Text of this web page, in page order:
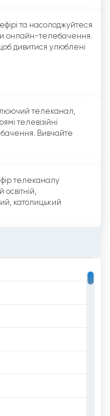
поглибити
вибір.
пряму
та насолоджуйтеся
онлайн-телебачення.
дивитися улюблені
телеканал,
телевізійні
Вивчайте
телеканалу
католицький